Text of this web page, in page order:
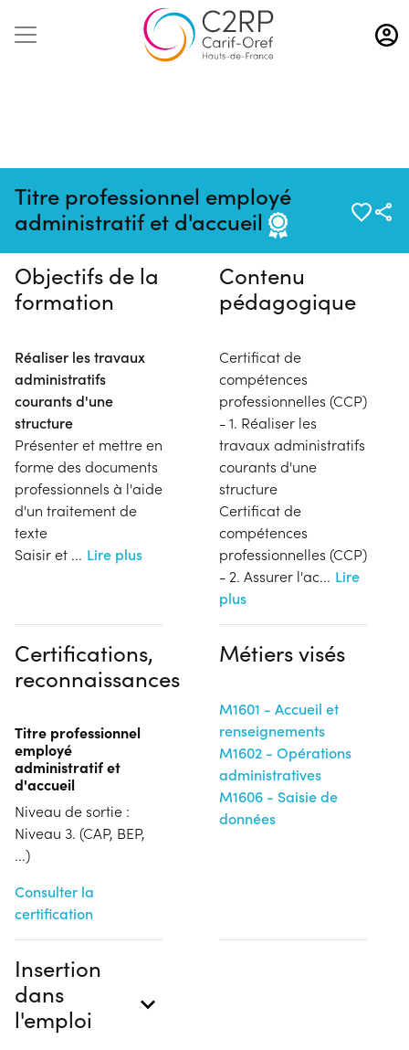
Aller
au
contenu
Titre professionnel employé
administratif et d'accueil
Pas de session programmée en
ce moment
Objectifs de la
formation
Réaliser les travaux
administratifs
courants d'une
structure
Présenter et mettre en
forme des documents
professionnels à l'aide
d'un traitement de
texte
Saisir et ... Lire plus
Contenu
pédagogique
Certificat de
compétences
professionnelles (CCP)
- 1. Réaliser les
travaux administratifs
courants d'une
structure
Certificat de
compétences
professionnelles (CCP)
- 2. Assurer l'ac... Lire
plus
Certifications,
reconnaissances
Titre professionnel
employé
administratif et
d'accueil
Niveau de sortie :
Niveau 3. (CAP, BEP,
...)
Consulter la
certification
Métiers visés
M1601 - Accueil et
renseignements
M1602 - Opérations
administratives
M1606 - Saisie de
données
Insertion
dans
l'emploi